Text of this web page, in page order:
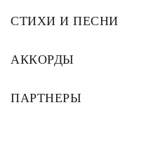
СТИХИ И ПЕСНИ
АККОРДЫ
ПАРТНЕРЫ